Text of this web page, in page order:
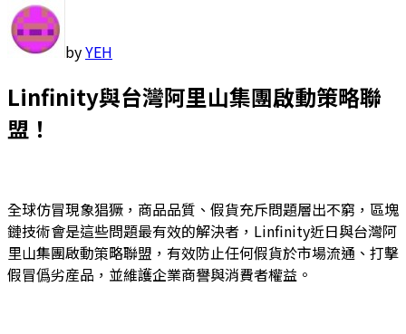
byYEH
Linfinity與台灣阿里山集團啟動策略聯
盟！
全球仿冒現象猖獗，商品品質、假貨充斥問題層出不窮，區塊
鏈技術會是這些問題最有效的解決者，Linfinity近日與台灣阿
里山集團啟動策略聯盟，有效防止任何假貨於市場流通、打擊
假冒僞劣産品，並維護企業商譽與消費者權益。